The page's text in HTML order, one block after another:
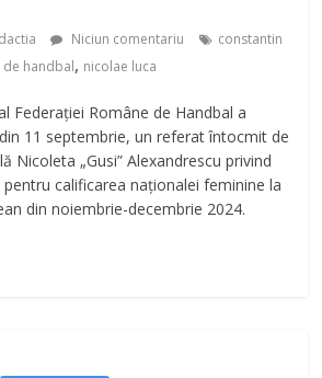
Niciun comentariu
constantin
handbal, nicolae luca
Federației Române de Handbal a
11 septembrie, un referat întocmit de
Nicoleta „Gusi” Alexandrescu privind
calificarea naționalei feminine la
din noiembrie-decembrie 2024.